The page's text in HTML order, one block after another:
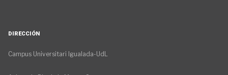
DIRECCIÓN
Campus Universitari Igualada-UdL